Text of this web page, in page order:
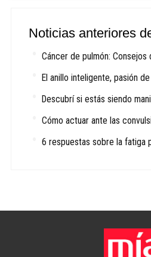
Noticias anteriores
Cáncer de pulmón:
El anillo inteligente, pasión
Descubrí si estás siendo
Cómo actuar ante las
6 respuestas sobre la fatiga